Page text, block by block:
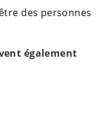
des personnes
également